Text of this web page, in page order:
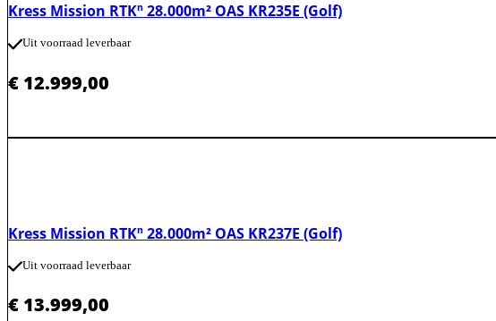
Kress Mission RTKⁿ 28.000m² OAS KR235E (Golf)
Uit voorraad leverbaar
€ 12.999,00
Kress Mission RTKⁿ 28.000m² OAS KR237E (Golf)
Uit voorraad leverbaar
€ 13.999,00